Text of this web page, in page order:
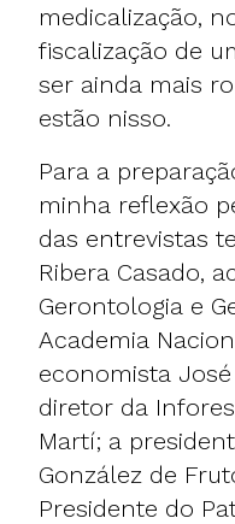
medicalização,
fiscalização de
ser ainda mais
estão nisso.
Para a
minha reflexão
das entrevistas
Ribera Casado,
Gerontologia e
Academia
economista
diretor da
Martí; a
González de
Presidente do